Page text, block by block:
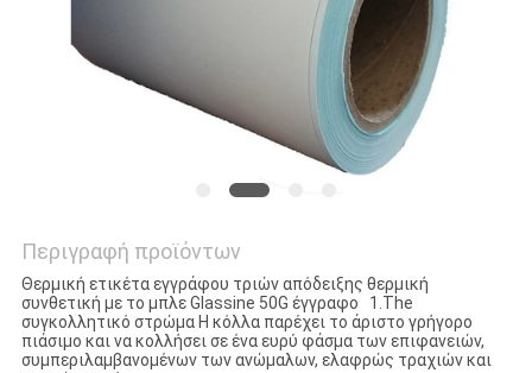
Περιγραφή προϊόντων
Θερμική ετικέτα εγγράφου τριών απόδειξης θερμική
συνθετική με το μπλε Glassine 50G έγγραφο 1.The
συγκολλητικό στρώμα Η κόλλα παρέχει το άριστο γρήγορο
πιάσιμο και να κολλήσει σε ένα ευρύ φάσμα των επιφανειών,
συμπεριλαμβανομένων των ανώμαλων, ελαφρώς τραχιών και